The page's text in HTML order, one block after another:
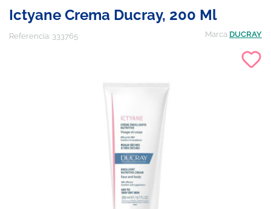
Ictyane Crema Ducray, 200 Ml
Referencia: 333765 Marca DUCRAY